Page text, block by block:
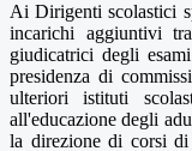
Ai Dirigenti scolastici
incarichi aggiuntivi
giudicatrici degli
presidenza di
ulteriori istituti
all'educazione degli
la direzione di corsi